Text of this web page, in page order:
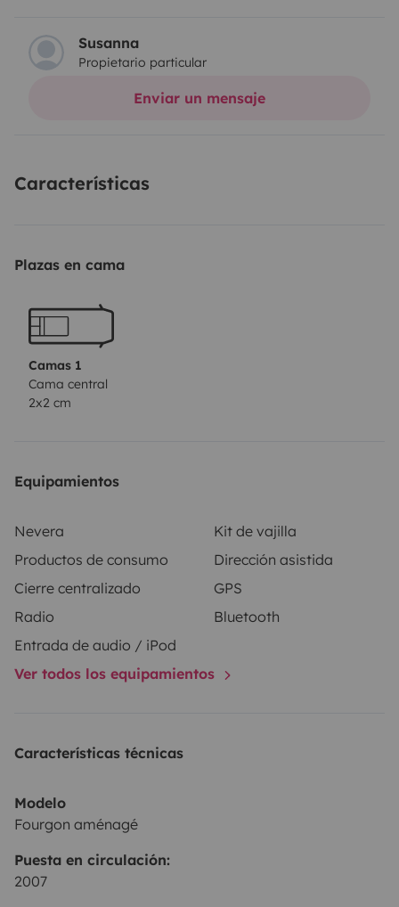
Campingtoilette, Campingkocher, Geschirr + Besteck,
Tische + Stühle, Wassertanks, ...
Susanna
Propietario particular
Enviar un mensaje
Características
Plazas en cama
Camas 1
Cama central
2x2 cm
Equipamientos
Nevera
Kit de vajilla
Productos de consumo
Dirección asistida
Cierre centralizado
GPS
Radio
Bluetooth
Entrada de audio / iPod
Ver todos los equipamientos
Características técnicas
Modelo
Fourgon aménagé
Puesta en circulación:
2007